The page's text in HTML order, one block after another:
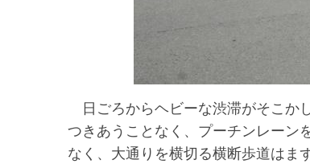
日ごろからヘビーな渋滞がそこか
つきあうことなく、プーチンレーン
なく、大通りを横切る横断歩道はま